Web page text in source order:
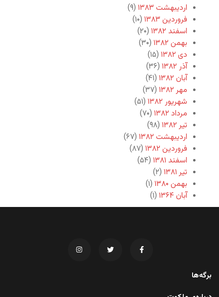
اردیبهشت ۱۳۸۳
(۹)
فروردین ۱۳۸۳
(۱۰)
اسفند ۱۳۸۲
(۲۰)
بهمن ۱۳۸۲
(۳۰)
دی ۱۳۸۲
(۱۵)
آذر ۱۳۸۲
(۳۶)
آبان ۱۳۸۲
(۴۱)
مهر ۱۳۸۲
(۳۷)
شهریور ۱۳۸۲
(۵۱)
مرداد ۱۳۸۲
(۷۰)
تیر ۱۳۸۲
(۹۸)
اردیبهشت ۱۳۸۲
(۶۷)
فروردین ۱۳۸۲
(۸۷)
اسفند ۱۳۸۱
(۵۴)
تیر ۱۳۸۱
(۲)
بهمن ۱۳۸۰
(۱)
آبان ۱۳۶۴
(۱)
برگه‌ها